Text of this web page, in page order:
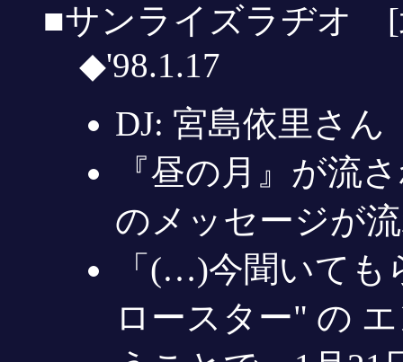
■サンライズラヂオ [
◆'98.1.17
DJ: 宮島依里さん
『昼の月』が流
のメッセージが
「(…)今聞いて
ロースター" の